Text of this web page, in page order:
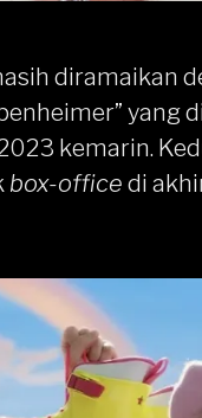
diramaikan
yang
kemarin.
box-office di